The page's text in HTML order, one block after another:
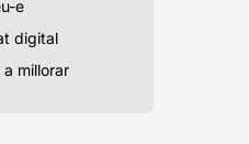
e
digital
a millorar